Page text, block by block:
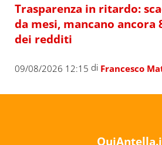
Trasparenza in ritardo:
da mesi, mancano ancora
dei redditi
09/08/2026 12:15 di Francesco